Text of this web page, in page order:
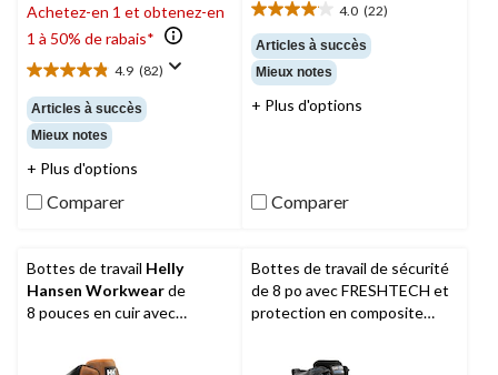
Achetez-en 1 et obtenez-en
1 à 50% de rabais*
4.9 (82)
4.9
étoile(s)
sur
5.
82
Articles à succès
Mieux notes
+ Plus d'options
Comparer
4.0 (22)
4.0
étoile(s)
sur
5.
22
Articles à succès
Mieux notes
+ Plus d'options
Comparer
Bottes de travail Helly
Hansen Workwearde
8 pouces en cuir avec
pour hommes
Bottes de travail de sécurité
de 8 po avec FRESHTECH et
protection en composite
WorkPro Series